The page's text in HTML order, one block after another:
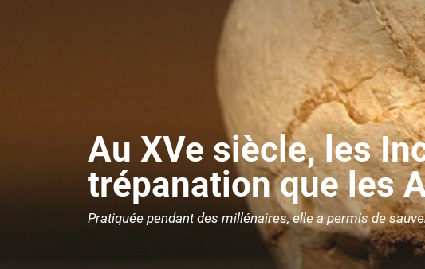
Au XVe siècle, les
trépanation que les
Pratiquée pendant des millénaires, elle a permis de